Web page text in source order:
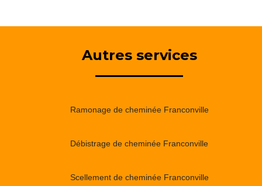
Autres services
Ramonage de cheminée Franconville
Débistrage de cheminée Franconville
Scellement de cheminée Franconville